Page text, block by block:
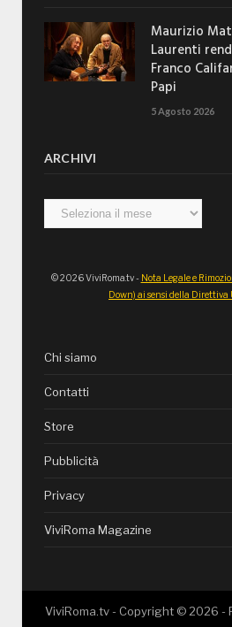
Maurizio
Laurenti
Franco
Papi
5 Agosto 2026
ARCHIVI
Archivi
© 2026 ViviRoma.tv - Nota Legale e
Down) ai sensi della Direttiva
Chi siamo
Contatti
Store
Pubblicità
Privacy
ViviRoma Magazine
ViviRoma.tv - Copyright © 2026 -